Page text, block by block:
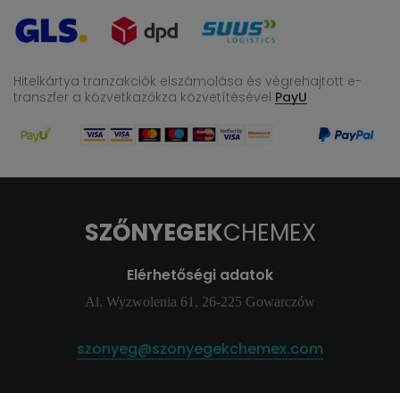
Hitelkártya tranzakciók elszámolása és végrehajtott e-
transzfer a közvetkazőkza közvetítésével PayU
SZŐNYEGEKCHEMEX
Elérhetőségi adatok
Al. Wyzwolenia 61, 26-225 Gowarczów
szonyeg@szonyegekchemex.com